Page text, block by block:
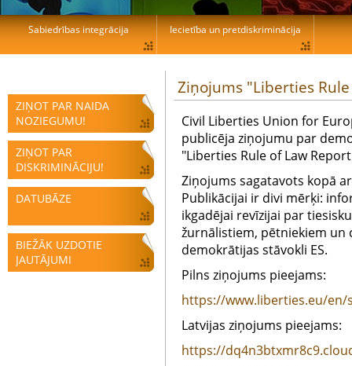
ZIŅOT PAR NAIDA
NOZIEGUMU!
ZIŅOT PAR
DISKRIMINĀCIJU!
DATUBĀZE
BIEŽĀK UZDOTIE
JAUTĀJUMI
Ziņojums "Liberties
Civil Liberties Union for
publicēja ziņojumu par
"Liberties Rule of Law
Ziņojums sagatavots kopā
Publikācijai ir divi mērķi:
ikgadējai revīzijai par
žurnālistiem, pētniekiem un
demokrātijas stāvokli ES.
Pilns ziņojums pieejams:
https://www.liberties.eu/
Latvijas ziņojums pieejams:
https://
Sabiedrības integrācija Iecietība un pretdiskriminācija